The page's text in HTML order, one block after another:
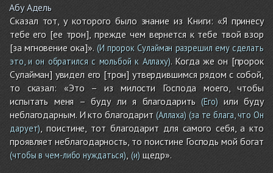
Абу Адель
Сказал тот, у которого было знание из Книги: «Я принесу
тебе его [ее трон], прежде чем вернется к тебе твой взор
[за мгновение ока]». (И пророк Сулайман разрешил ему сделать
это, и он обратился с мольбой к Аллаху). Когда же он [пророк
Сулайман] увидел его [трон] утвердившимся рядом с собой,
то сказал: «Это – из милости Господа моего, чтобы
испытать меня – буду ли я благодарить(Его)или буду
неблагодарным. И кто благодарит(Аллаха) (за те блага, что Он
дарует) , поистине, тот благодарит для самого себя, а кто
проявляет неблагодарность, то поистине Господь мой богат
(чтобы в чем-либо нуждаться) (и)щедр».